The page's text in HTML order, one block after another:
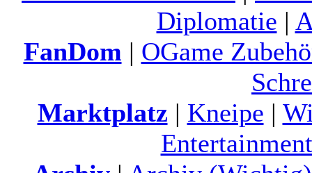
Diplomatie |
FanDom | OGame
Marktplatz | Kneipe |